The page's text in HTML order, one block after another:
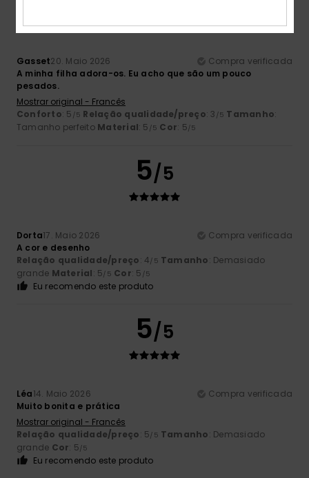
Gasset20. Maio 2026
Compra verificada
A minha filha adora-os. Eu acho que são um pouco
pesados.
Mostrar original - Francês
Conforto: 5 /5 Relação qualidade/preço: 3 /5 Tamanho:
Tamanho perfeito Material: 5 /5 Cor: 5/5
5/5
Dorta17. Maio 2026
Compra verificada
A cor e desenho
Relação qualidade/preço: 4/5 Tamanho: Demasiado
grande Material: 5/5 Cor: 5 /5
Eu recomendo este produto
5/5
Léa14. Maio 2026
Compra verificada
Muito bonita e prática
Mostrar original - Francês
Relação qualidade/preço: 5/5 Tamanho: Demasiado
grande Cor: 5/5
Eu recomendo este produto